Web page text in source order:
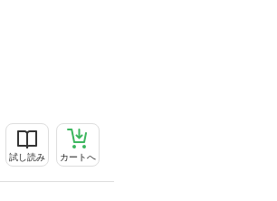
試し読み カートへ